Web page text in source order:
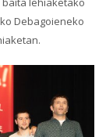
Debagoieneko